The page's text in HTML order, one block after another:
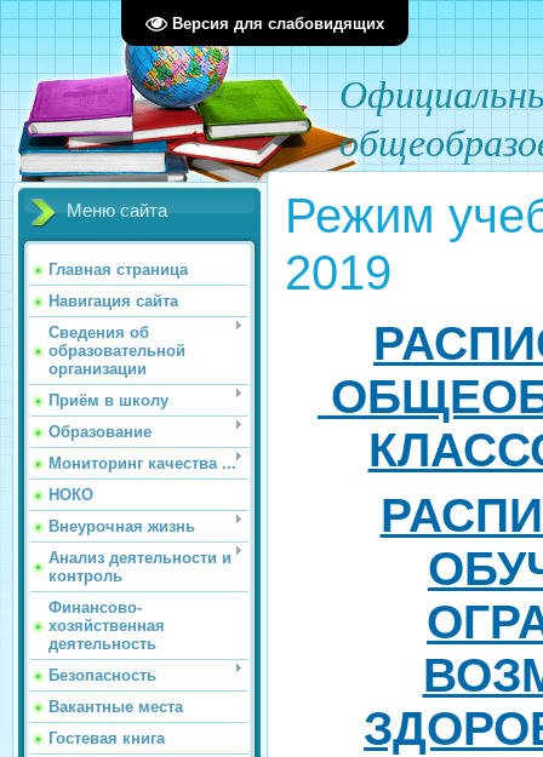
Версия для слабовидящих
Официал
Меню сайта
Главная страница
Навигация сайта
Сведения об
образовательной
организации
Приём в школу
Образование
Мониторинг качества ...
НОКО
Внеурочная жизнь
Анализ деятельности и
контроль
Финансово-
хозяйственная
деятельность
Безопасность
Вакантные места
Гостевая книга
Режим
2019